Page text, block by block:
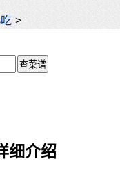
>
细介绍